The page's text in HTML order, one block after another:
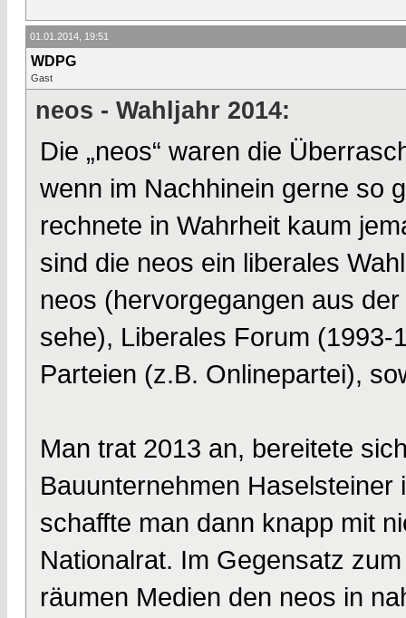
01.01.2014, 19:51
WDPG
Gast
neos - Wahljahr 2014:
Die „neos“ waren die
wenn im Nachhinein gerne so
rechnete in Wahrheit kaum
sind die neos ein liberales
neos (hervorgegangen aus
sehe), Liberales Forum
Parteien (z.B. Onlinepartei),
Man trat 2013 an, bereitete
Bauunternehmen
schaffte man dann knapp mit
Nationalrat. Im Gegensatz
räumen Medien den neos in